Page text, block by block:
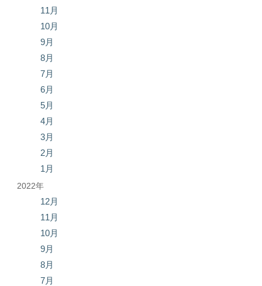
11月
10月
9月
8月
7月
6月
5月
4月
3月
2月
1月
2022年
12月
11月
10月
9月
8月
7月